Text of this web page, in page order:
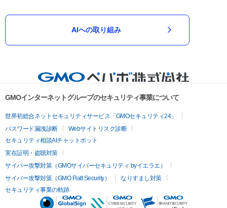
AIへの取り組み
GMOインターネットグループのセキュリティ事業について
世界初総合ネットセキュリティサービス「GMOセキュリティ24」
パスワード漏洩診断
Webサイトリスク診断
セキュリティ相談AIチャットボット
実在証明・盗聴対策
サイバー攻撃対策（GMOサイバーセキュリティ byイエラエ）
サイバー攻撃対策（GMO Flatt Security）
なりすまし対策
セキュリティ事業の軌跡